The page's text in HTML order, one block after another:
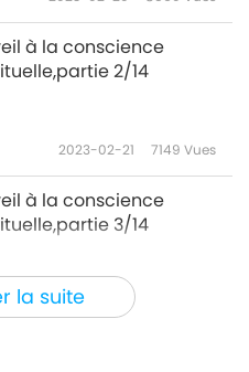
la suite
à la conscience
2/14
2023-02-21 7149 Vues
à la conscience
3/14
2023-02-22